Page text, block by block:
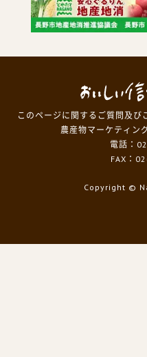
このページに関するご質問及
農産物マーケティン
電話：
FAX：
Copyright ©